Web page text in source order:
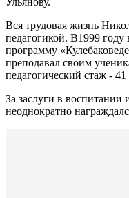
Вся трудовая жизнь
педагогикой. В1999
программу
преподавал своим
педагогический стаж - 41
За заслуги в
неоднократно